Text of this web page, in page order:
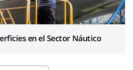
en el Sector Náutico